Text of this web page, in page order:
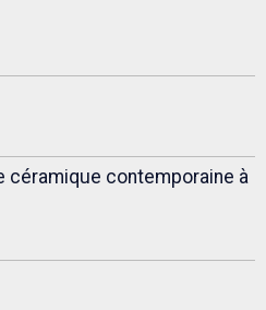
céramique contemporaine à